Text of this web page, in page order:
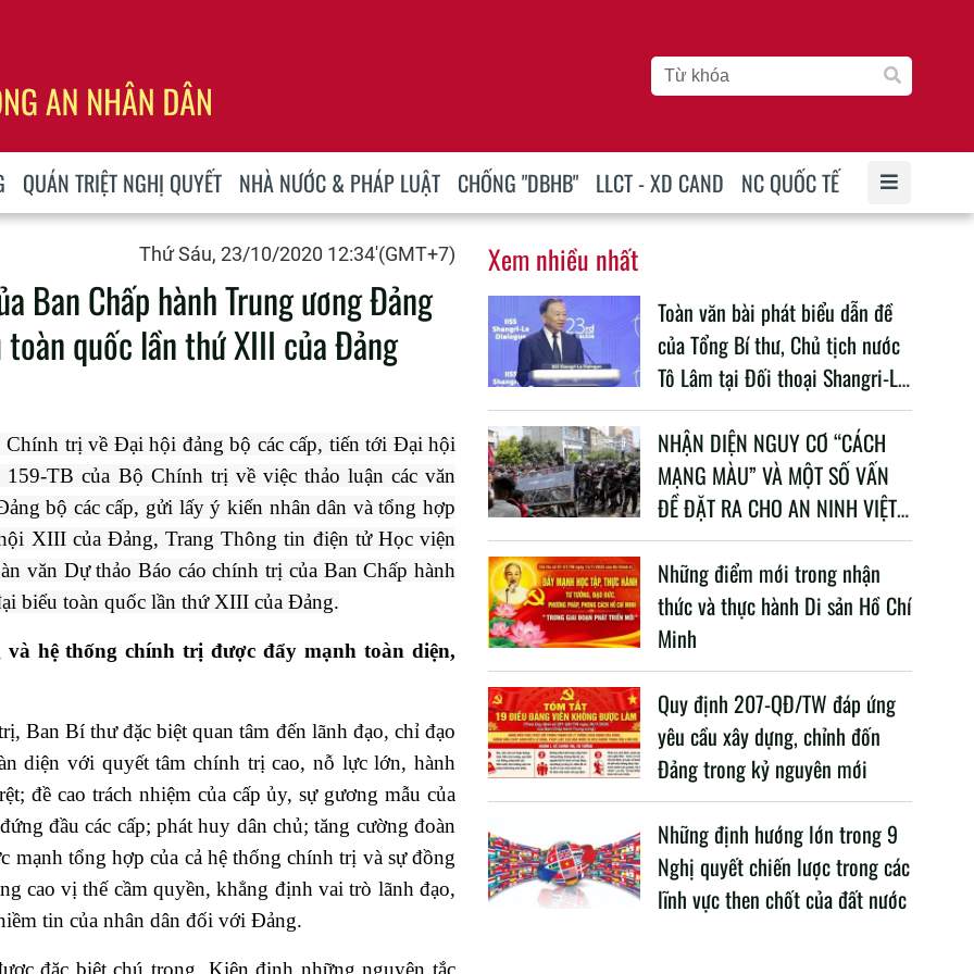
QUÁN TRIỆT NGHỊ QUYẾT NHÀ NƯỚC & PHÁP LUẬT CHỐNG "DBHB" LLCT - XD CAND NC QUỐC TẾ
Thứ Sáu, 23/10/2020 12:34'(GMT+7)
Ban Chấp hành Trung ương Đảng
quốc lần thứ XIII của Đảng
trị về Đại hội đảng bộ các cấp, tiến tới Đại hội
TB của Bộ Chính trị về việc thảo luận các văn
bộ các cấp, gửi lấy ý kiến nhân dân và tổng hợp
XIII của Đảng, Trang Thông tin điện tử Học viện
văn Dự thảo Báo cáo chính trị của Ban Chấp hành
biểu toàn quốc lần thứ XIII của Đảng.
hệ thống chính trị được đẩy mạnh toàn diện,
Ban Bí thư đặc biệt quan tâm đến lãnh đạo, chỉ đạo
diện với quyết tâm chính trị cao, nỗ lực lớn, hành
đề cao trách nhiệm của cấp ủy, sự gương mẫu của
đầu các cấp; phát huy dân chủ; tăng cường đoàn
tổng hợp của cả hệ thống chính trị và sự đồng
cao vị thế cầm quyền, khẳng định vai trò lãnh đạo,
tin của nhân dân đối với Đảng.
đặc biệt chú trọng. Kiên định những nguyên tắc
Xem nhiều nhất
Toàn văn bài phát biểu dẫn đề
của Tổng Bí thư, Chủ tịch nước
Tô Lâm tại Đối thoại Shangri-La
lần thứ 23
NHẬN DIỆN NGUY CƠ “CÁCH
MẠNG MÀU” VÀ MỘT SỐ VẤN
ĐỀ ĐẶT RA CHO AN NINH VIỆT
NAM TRONG BỐI CẢNH HIỆN
NAY
Những điểm mới trong nhận
thức và thực hành Di sản Hồ Chí
Minh
Quy định 207-QĐ/TW đáp ứng
yêu cầu xây dựng, chỉnh đốn
Đảng trong kỷ nguyên mới
Những định hướng lớn trong 9
Nghị quyết chiến lược trong các
lĩnh vực then chốt của đất nước